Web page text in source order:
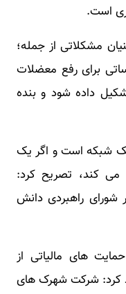
است.
مشکلاتی از جمله؛
برای رفع معضلات
داده شود و بنده
شبکه است و اگر یک
کند، تصریح کرد:
راهبردی دانش
حمایت های مالیاتی از
کرد: شرکت شهرک های